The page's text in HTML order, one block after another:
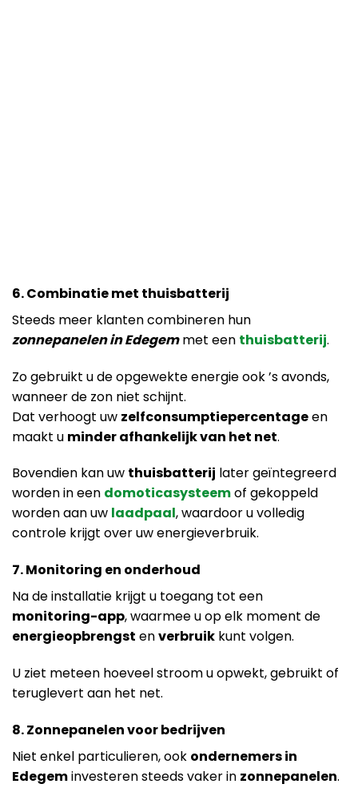
6. Combinatie met thuisbatterij
Steeds meer klanten combineren hun
zonnepanelen in Edegemmet een thuisbatterij.
Zo gebruikt u de opgewekte energie ook ’s avonds,
wanneer de zon niet schijnt.
Dat verhoogt uw zelfconsumptiepercentageen
maakt u minder afhankelijk van het net.
Bovendien kan uw thuisbatterij later geïntegreerd
worden in een domoticasysteemof gekoppeld
worden aan uw laadpaal, waardoor u volledig
controle krijgt over uw energieverbruik.
7. Monitoring en onderhoud
Na de installatie krijgt u toegang tot een
monitoring-app, waarmee u op elk moment de
energieopbrengst enverbruik kunt volgen.
U ziet meteen hoeveel stroom u opwekt, gebruikt of
teruglevert aan het net.
8. Zonnepanelen voor bedrijven
Niet enkel particulieren, ook ondernemers in
Edegeminvesteren steeds vaker in zonnepanelen.